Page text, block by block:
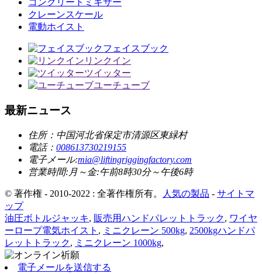
コンクリートミキサー
クレーンスケール
電動ホイスト
フェイスブック
リンクイン
ツイッター
ユーチューブ
最新ニュース
住所： 中国河北省保定市清源区東緑村
電話： 008613730219155
電子メール:mia@liftingriggingfactory.com
営業時間:月～金:午前8時30分～午後6時
© 著作権 - 2010-2022 : 全著作権所有。 人気の製品 - サイトマ
ップ
油圧ボトルジャッキ, 販売用ハンドパレットトラック, ワイヤ
ーロープ電気ホイスト , ミニクレーン 500kg, 2500kgハンドパ
レットトラック, ミニクレーン 1000kg,
電子メールを送信する